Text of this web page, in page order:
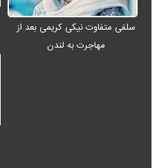
سلفی متفاوت نیکی کریمی بعد از
مهاجرت به لندن